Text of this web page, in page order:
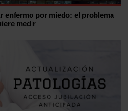
enfermo por miedo: el problema
medir